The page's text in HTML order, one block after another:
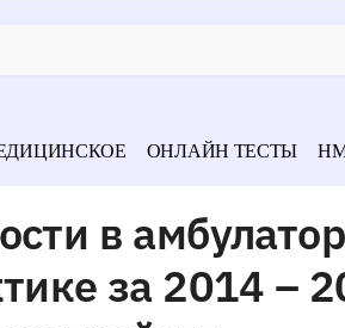
ОНЛАЙН ТЕСТЫ
в
за 2014 –